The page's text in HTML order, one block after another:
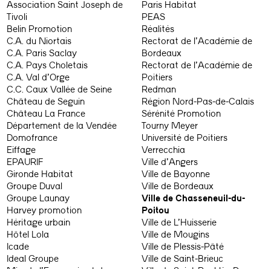
Association Saint Joseph de
Tivoli
Belin Promotion
C.A. du Niortais
C.A. Paris Saclay
C.A. Pays Choletais
C.A. Val d’Orge
C.C. Caux Vallée de Seine
Château de Seguin
Château La France
Département de la Vendée
Domofrance
Eiffage
EPAURIF
Gironde Habitat
Groupe Duval
Groupe Launay
Harvey promotion
Héritage urbain
Hôtel Lola
Icade
Ideal Groupe
Paris Habitat
PEAS
Réalités
Rectorat de l’Académie de
Bordeaux
Rectorat de l’Académie de
Poitiers
Redman
Région Nord-Pas-de-Calais
Sérénité Promotion
Tourny Meyer
Université de Poitiers
Verrecchia
Ville d’Angers
Ville de Bayonne
Ville de Bordeaux
Ville de Chasseneuil-du-
Poitou
Ville de L’Huisserie
Ville de Mougins
Ville de Plessis-Pâté
Ville de Saint-Brieuc